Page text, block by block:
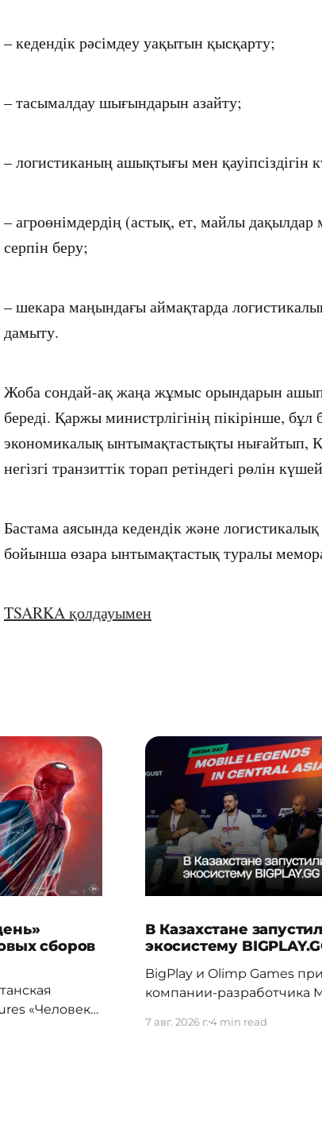
– кедендік рәсімдеу уақытын қысқарту;
– тасымалдау шығындарын азайту;
– логистиканың ашықтығы мен қауіпсіздігін
– агроөнімдердің (астық, ет, майлы
серпін беру;
– шекара маңындағы аймақтарда
дамыту.
Жоба сондай-ақ жаңа жұмыс орындарын
береді. Қаржы министрлігінің пікірінше,
экономикалық ынтымақтастықты нығайтып,
негізгі транзиттік торап ретіндегі рөлін
Бастама аясында кедендік және
бойынша өзара ынтымақтастық туралы
TSARKA қолдауымен
сборов
«Человек-
В Казахстане
экосистему
BigPlay и Olimp Games
компании-разработчика
экосистему BIGPLAY.GG MLBB.
7 авг. 2026 г.4 min read